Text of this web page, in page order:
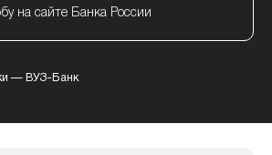
на сайте Банка России
— ВУЗ-Банк